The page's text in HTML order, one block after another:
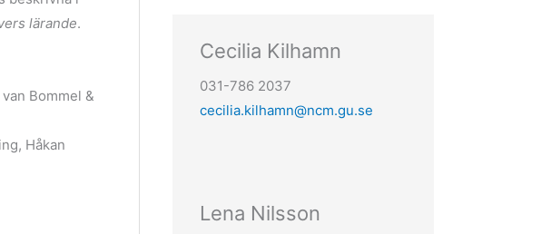
lärande.
Bommel &
Håkan
Cecilia Kilhamn
031-786 2037
cecilia.kilhamn@ncm.gu.se
Lena Nilsson